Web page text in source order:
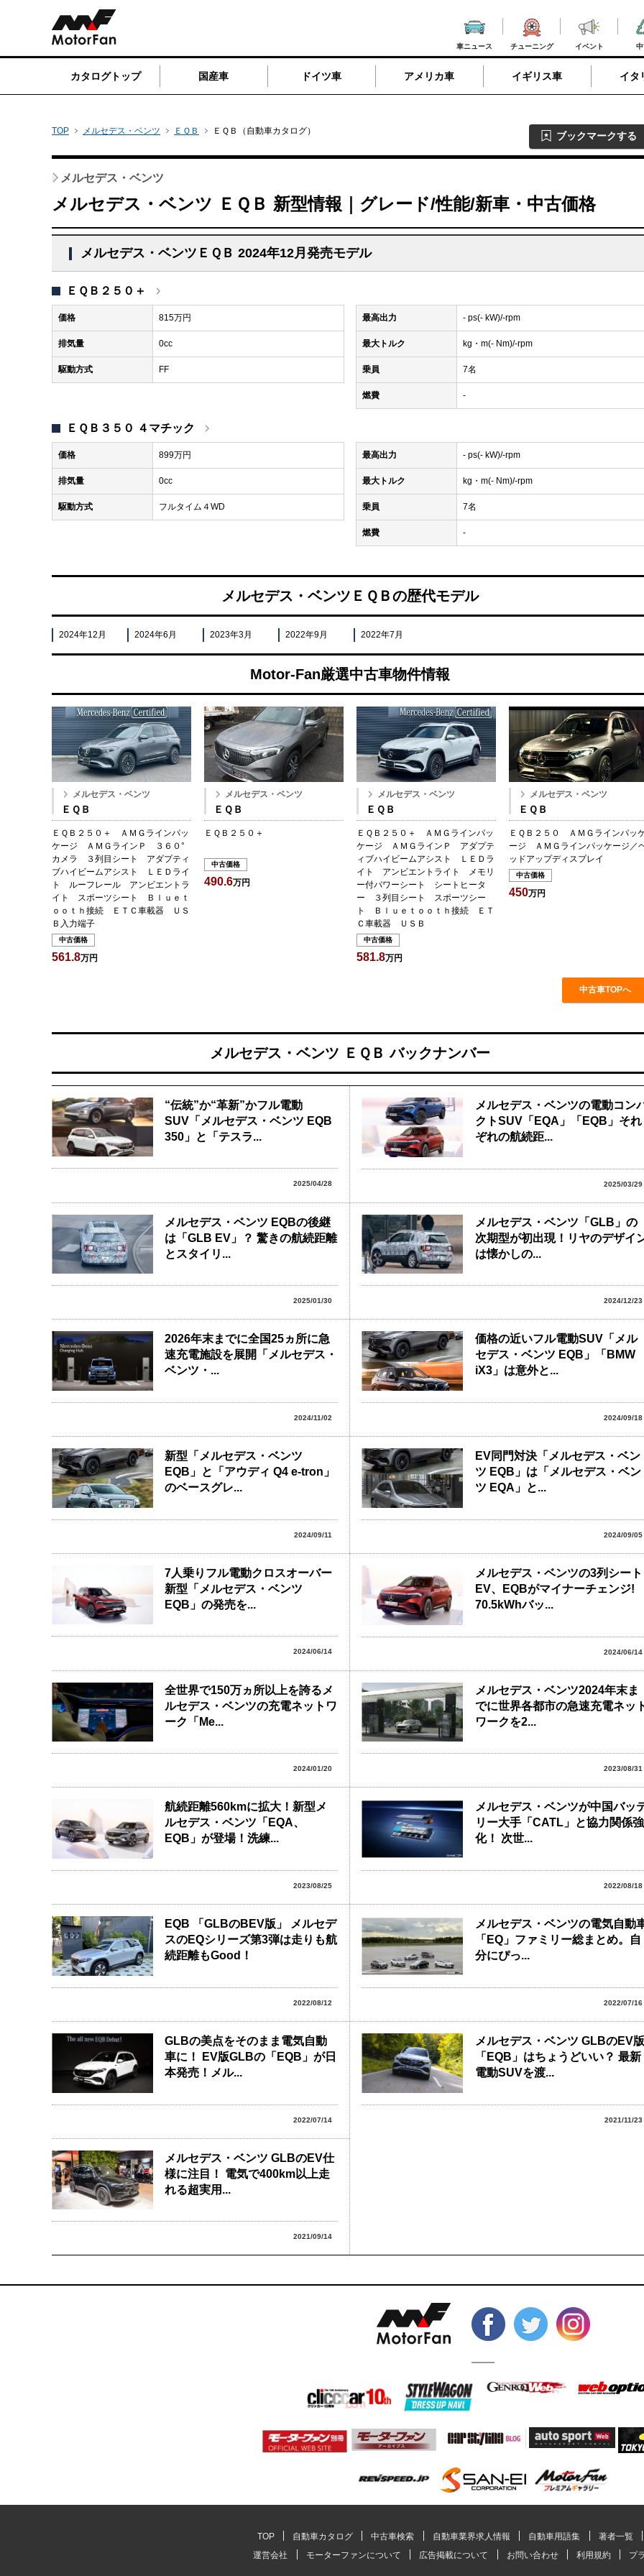
車ニュース チューニング イベント
カタログトップ 国産車 ドイツ車 アメリカ車 イギリス車 イタ
TOP メルセデス・ベンツ ＥＱＢ ＥＱＢ（自動車カタログ）
メルセデス・ベンツ
メルセデス・ベンツ ＥＱＢ 新型情報｜グレード/性能/新車・中古価格
ブックマークする
メルセデス・ベンツＥＱＢ 2024年12月発売モデル
ＥＱＢ２５０＋
価格 815万円
排気量 0cc
駆動方式 FF
最高出力 - ps(- kW)/-rpm
最大トルク kg・m(- Nm)/-rpm
乗員 7名
燃費 -
ＥＱＢ３５０ ４マチック
価格 899万円
排気量 0cc
駆動方式 フルタイム４WD
最高出力 - ps(- kW)/-rpm
最大トルク kg・m(- Nm)/-rpm
乗員 7名
燃費 -
メルセデス・ベンツＥＱＢの歴代モデル
2024年12月 2024年6月 2023年3月 2022年9月 2022年7月
Motor-Fan厳選中古車物件情報
メルセデス・ベンツ
ＥＱＢ
ＥＱＢ２５０＋ ＡＭＧラインパッ
ケージ ＡＭＧラインＰ ３６０°
カメラ ３列目シート アダプティ
ブハイビームアシスト ＬＥＤライ
ト ルーフレール アンビエントラ
イト スポーツシート Ｂｌｕｅｔ
ｏｏｔｈ接続 ＥＴＣ車載器 ＵＳ
Ｂ入力端子
中古価格
561.8万円
メルセデス・ベンツ
ＥＱＢ
ＥＱＢ２５０＋
中古価格
490.6万円
メルセデス・ベンツ
ＥＱＢ
ＥＱＢ２５０＋ ＡＭＧラインパッ
ケージ ＡＭＧラインＰ アダプテ
ィブハイビームアシスト ＬＥＤラ
イト アンビエントライト メモリ
ー付パワーシート シートヒータ
ー ３列目シート スポーツシー
ト Ｂｌｕｅｔｏｏｔｈ接続 ＥＴ
Ｃ車載器 ＵＳＢ
中古価格
581.8万円
メルセデス・ベンツ
ＥＱＢ
ＥＱＢ２５０ ＡＭＧラインパッ
ージ ＡＭＧラインパッケージ／
ッドアップディスプレイ
中古価格
450万円
中古車TOPへ
メルセデス・ベンツ ＥＱＢ バックナンバー
“伝統”か“革新”かフル電動
SUV「メルセデス・ベンツ EQB
350」と「テスラ...
2025/04/28
メルセデス・ベンツの電動コン
クトSUV「EQA」「EQB」それ
ぞれの航続距...
2025/03/29
メルセデス・ベンツ EQBの後継
は「GLB EV」？ 驚きの航続距離
とスタイリ...
2025/01/30
メルセデス・ベンツ「GLB」の
次期型が初出現！リヤのデザイ
は懐かしの...
2024/12/23
2026年末までに全国25ヵ所に急
速充電施設を展開「メルセデス・
ベンツ・...
2024/11/02
価格の近いフル電動SUV「メル
セデス・ベンツ EQB」「BMW
iX3」は意外と...
2024/09/18
新型「メルセデス・ベンツ
EQB」と「アウディ Q4 e-tron」
のベースグレ...
2024/09/11
EV同門対決「メルセデス・ベン
ツ EQB」は「メルセデス・ベン
ツ EQA」と...
2024/09/05
7人乗りフル電動クロスオーバー
新型「メルセデス・ベンツ
EQB」の発売を...
2024/06/14
メルセデス・ベンツの3列シート
EV、EQBがマイナーチェンジ!
70.5kWhバッ...
2024/06/14
全世界で150万ヵ所以上を誇るメ
ルセデス・ベンツの充電ネットワ
ーク「Me...
2024/01/20
メルセデス・ベンツ2024年末ま
でに世界各都市の急速充電ネッ
ワークを2...
2023/08/31
航続距離560kmに拡大！新型メ
ルセデス・ベンツ「EQA、
EQB」が登場！洗練...
2023/08/25
メルセデス・ベンツが中国バッ
リー大手「CATL」と協力関係強
化！ 次世...
2022/08/18
EQB 「GLBのBEV版」 メルセデ
スのEQシリーズ第3弾は走りも航
続距離もGood！
2022/08/12
メルセデス・ベンツの電気自動
「EQ」ファミリー総まとめ。自
分にぴっ...
2022/07/16
GLBの美点をそのまま電気自動
車に！ EV版GLBの「EQB」が日
本発売！メル...
2022/07/14
メルセデス・ベンツ GLBのEV版
「EQB」はちょうどいい？ 最新
電動SUVを渡...
2021/11/23
メルセデス・ベンツ GLBのEV仕
様に注目！ 電気で400km以上走
れる超実用...
2021/09/14
TOP 自動車カタログ 中古車検索 自動車業界求人情報 自動車用語集 著者一覧
運営会社
モーターファンについて 広告掲載について お問い合わせ 利用規約 プ